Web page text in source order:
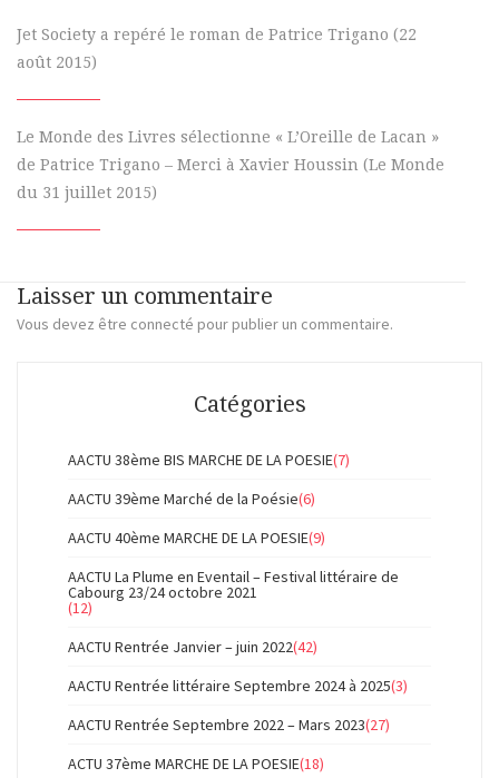
Jet Society a repéré le roman de Patrice Trigano (22
août 2015)
Le Monde des Livres sélectionne « L’Oreille de Lacan »
de Patrice Trigano – Merci à Xavier Houssin (Le Monde
du 31 juillet 2015)
Laisser un commentaire
Vous devez être connecté pour publier un commentaire.
Catégories
AACTU 38ème BIS MARCHE DE LA POESIE(7)
AACTU 39ème Marché de la Poésie(6)
AACTU 40ème MARCHE DE LA POESIE(9)
AACTU La Plume en Eventail – Festival littéraire de
Cabourg 23/24 octobre 2021
(12)
AACTU Rentrée Janvier – juin 2022(42)
AACTU Rentrée littéraire Septembre 2024 à 2025(3)
AACTU Rentrée Septembre 2022 – Mars 2023(27)
ACTU 37ème MARCHE DE LA POESIE(18)